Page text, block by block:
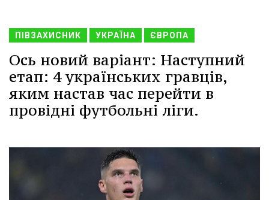
ПІВЗАХИСНИК УКРАЇНА ЄВРОПА
Ось новий варіант: Наступний
етап: 4 українських гравців,
яким настав час перейти в
провідні футбольні ліги.